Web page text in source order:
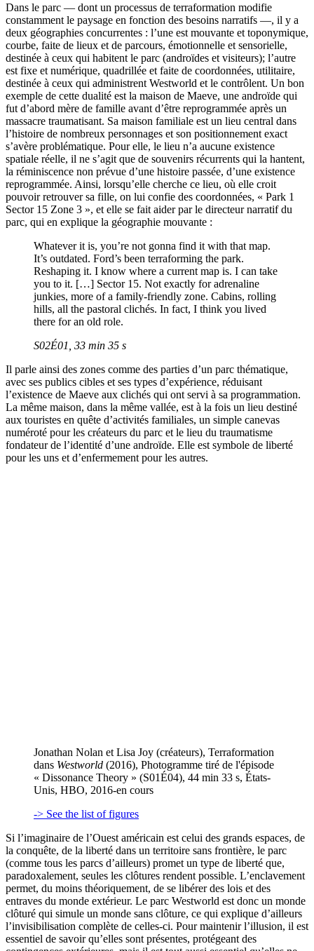
Dans le parc — dont un processus de terraformation modifie
constamment le paysage en fonction des besoins narratifs —, il y a
deux géographies concurrentes : l’une est mouvante et toponymique,
courbe, faite de lieux et de parcours, émotionnelle et sensorielle,
destinée à ceux qui habitent le parc (androïdes et visiteurs); l’autre
est fixe et numérique, quadrillée et faite de coordonnées, utilitaire,
destinée à ceux qui administrent Westworld et le contrôlent. Un bon
exemple de cette dualité est la maison de Maeve, une androïde qui
fut d’abord mère de famille avant d’être reprogrammée après un
massacre traumatisant. Sa maison familiale est un lieu central dans
l’histoire de nombreux personnages et son positionnement exact
s’avère problématique. Pour elle, le lieu n’a aucune existence
spatiale réelle, il ne s’agit que de souvenirs récurrents qui la hantent,
la réminiscence non prévue d’une histoire passée, d’une existence
reprogrammée. Ainsi, lorsqu’elle cherche ce lieu, où elle croit
pouvoir retrouver sa fille, on lui confie des coordonnées, « Park 1
Sector 15 Zone 3 », et elle se fait aider par le directeur narratif du
parc, qui en explique la géographie mouvante :
Whatever it is, you’re not gonna find it with that map.
It’s outdated. Ford’s been terraforming the park.
Reshaping it. I know where a current map is. I can take
you to it. […] Sector 15. Not exactly for adrenaline
junkies, more of a family-friendly zone. Cabins, rolling
hills, all the pastoral clichés. In fact, I think you lived
there for an old role.
S02É01, 33 min 35 s
Il parle ainsi des zones comme des parties d’un parc thématique,
avec ses publics cibles et ses types d’expérience, réduisant
l’existence de Maeve aux clichés qui ont servi à sa programmation.
La même maison, dans la même vallée, est à la fois un lieu destiné
aux touristes en quête d’activités familiales, un simple canevas
numéroté pour les créateurs du parc et le lieu du traumatisme
fondateur de l’identité d’une androïde. Elle est symbole de liberté
pour les uns et d’enfermement pour les autres.
Jonathan Nolan et Lisa Joy (créateurs), Terraformation
dans Westworld (2016), Photogramme tiré de l'épisode
« Dissonance Theory » (S01É04), 44 min 33 s, États-
Unis, HBO, 2016-en cours
-> See the list of figures
Si l’imaginaire de l’Ouest américain est celui des grands espaces, de
la conquête, de la liberté dans un territoire sans frontière, le parc
(comme tous les parcs d’ailleurs) promet un type de liberté que,
paradoxalement, seules les clôtures rendent possible. L’enclavement
permet, du moins théoriquement, de se libérer des lois et des
entraves du monde extérieur. Le parc Westworld est donc un monde
clôturé qui simule un monde sans clôture, ce qui explique d’ailleurs
l’invisibilisation complète de celles-ci. Pour maintenir l’illusion, il est
essentiel de savoir qu’elles sont présentes, protégeant des